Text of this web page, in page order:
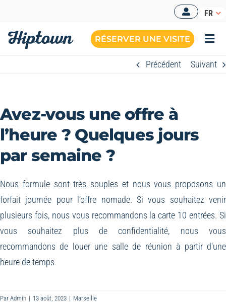
contenu
FR
RÉSERVER UNE VISITE
Précédent Suivant
Avez-vous une offre à
l’heure ? Quelques jours
par semaine ?
Nous formule sont très souples et nous vous proposons un
forfait journée pour l’offre nomade. Si vous souhaitez venir
plusieurs fois, nous vous recommandons la carte 10 entrées. Si
vous souhaitez plus de confidentialité, nous vous
recommandons de louer une salle de réunion à partir d’une
heure de temps.
Par Admin | 13 août, 2023 | Marseille